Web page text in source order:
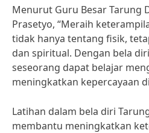
Menurut Guru Besar Tarung
Prasetyo, “Meraih
tidak hanya tentang fisik,
dan spiritual. Dengan bela
seseorang dapat belajar
meningkatkan kepercayaan
Latihan dalam bela diri
membantu meningkatkan